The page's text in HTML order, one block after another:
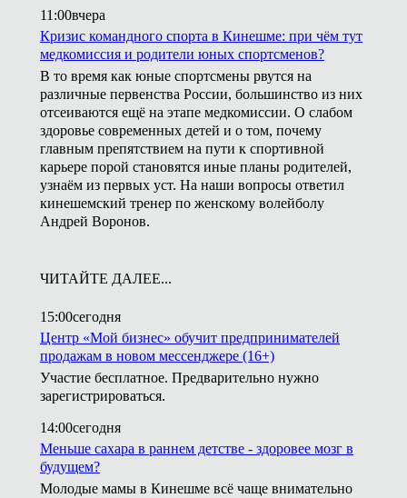
11:00вчера
Кризис командного спорта в Кинешме: при чём тут
медкомиссия и родители юных спортсменов?
В то время как юные спортсмены рвутся на
различные первенства России, большинство из них
отсеиваются ещё на этапе медкомиссии. О слабом
здоровье современных детей и о том, почему
главным препятствием на пути к спортивной
карьере порой становятся иные планы родителей,
узнаём из первых уст. На наши вопросы ответил
кинешемский тренер по женскому волейболу
Андрей Воронов.
ЧИТАЙТЕ ДАЛЕЕ...
15:00сегодня
Центр «Мой бизнес» обучит предпринимателей
продажам в новом мессенджере (16+)
Участие бесплатное. Предварительно нужно
зарегистрироваться.
14:00сегодня
Меньше сахара в раннем детстве - здоровее мозг в
будущем?
Молодые мамы в Кинешме всё чаще внимательно